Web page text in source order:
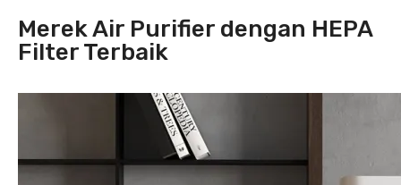
Merek Air Purifier dengan HEPA
Filter Terbaik